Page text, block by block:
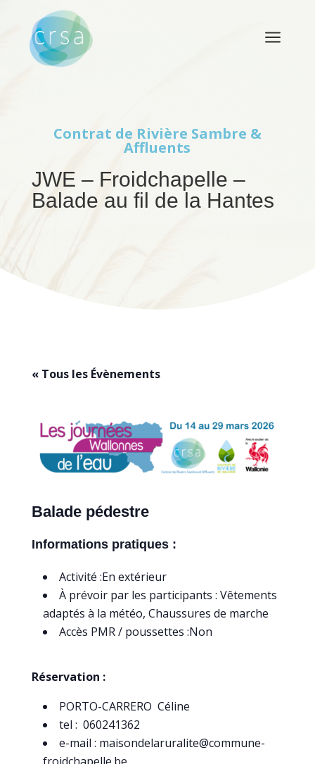
a
Contrat de Rivière Sambre &
Affluents
JWE – Froidchapelle –
Balade au fil de la Hantes
« Tous les Évènements
Balade pédestre
Informations pratiques :
Activité :En extérieur
À prévoir par les participants : Vêtements
adaptés à la météo, Chaussures de marche
Accès PMR / poussettes :Non
Réservation :
PORTO-CARRERO Céline
tel : 060241362
e-mail : maisondelaruralite@commune-